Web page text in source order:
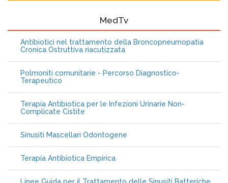
MedTv
Antibiotici nel trattamento della Broncopneumopatia
Cronica Ostruttiva riacutizzata
Polmoniti comunitarie - Percorso Diagnostico-
Terapeutico
Terapia Antibiotica per le Infezioni Urinarie Non-
Complicate Cistite
Sinusiti Mascellari Odontogene
Terapia Antibiotica Empirica